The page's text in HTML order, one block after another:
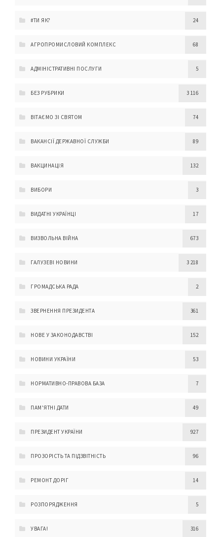
#ТИ ЯК? 24
АГРОПРОМИСЛОВИЙ КОМПЛЕКС 68
АДМІНІСТРАТИВНІ ПОСЛУГИ 5
БЕЗ РУБРИКИ 3 116
ВІТАЄМО ЗІ СВЯТОМ 74
ВАКАНСІЇ ДЕРЖАВНОЇ СЛУЖБИ 89
ВАКЦИНАЦІЯ 132
ВИБОРИ 3
ВИДАТНІ УКРАЇНЦІ 17
ВИЗВОЛЬНА ВІЙНА 673
ГАЛУЗЕВІ НОВИНИ 3 218
ГРОМАДСЬКА РАДА 2
ЗВЕРНЕННЯ ПРЕЗИДЕНТА 361
НОВЕ У ЗАКОНОДАВСТВІ 152
НОВИНИ УКРАЇНИ 53
НОРМАТИВНО-ПРАВОВА БАЗА 7
ПАМ'ЯТНІ ДАТИ 49
ПРЕЗИДЕНТ УКРАЇНИ 927
ПРОЗОРІСТЬ ТА ПІДЗВІТНІСТЬ 96
РЕМОНТ ДОРІГ 14
РОЗПОРЯДЖЕННЯ 5
УВАГА! 316